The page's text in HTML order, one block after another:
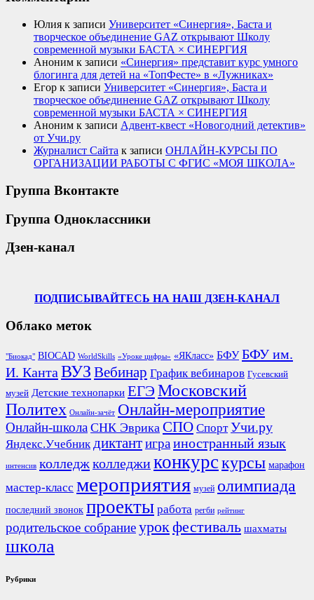
Юлия к записи Университет «Синергия», Баста и
творческое объединение GAZ открывают Школу
современной музыки БАСТА × СИНЕРГИЯ
Аноним к записи «Синергия» представит курс умного
блогинга для детей на «ТопФесте» в «Лужниках»
Егор к записи Университет «Синергия», Баста и
творческое объединение GAZ открывают Школу
современной музыки БАСТА × СИНЕРГИЯ
Аноним к записи Адвент-квест «Новогодний детектив»
от Учи.ру
Журналист Сайта к записи ОНЛАЙН-КУРСЫ ПО
ОРГАНИЗАЦИИ РАБОТЫ С ФГИС «МОЯ ШКОЛА»
Группа Вконтакте
Группа Одноклассники
Дзен-канал
ПОДПИСЫВАЙТЕСЬ НА НАШ ДЗЕН-КАНАЛ
Облако меток
"Биокад" BIOCAD WorldSkills «Уроке цифры» «ЯКласс» БФУ БФУ им.
И. КантаВУЗ Вебинар График вебинаров Гусевский
музей Детские технопарки ЕГЭ Московский
Политех Онлайн-зачёт Онлайн-мероприятие
Онлайн-школа СНК Эврика СПО Спорт Учи.ру
Яндекс.Учебник диктантиграиностранный язык
интенсив колледжколледжиконкурскурсы марафон
мастер-класс мероприятия музей олимпиада
последний звонок проекты работа регби рейтинг
родительское собраниеурокфестиваль шахматы
школа
Рубрики